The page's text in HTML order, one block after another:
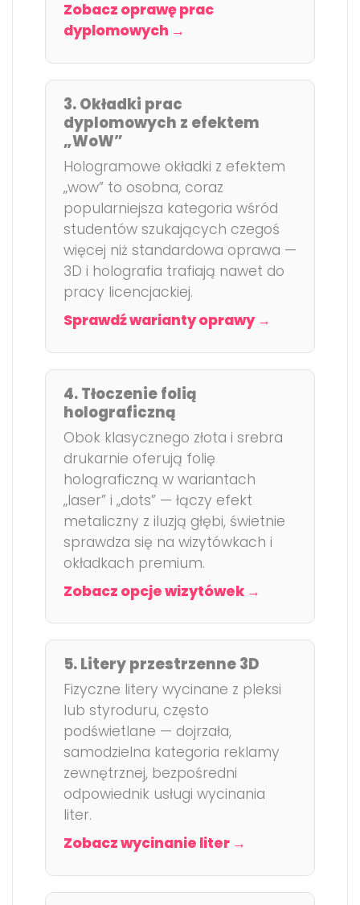
Zobacz oprawę prac
dyplomowych →
3. Okładki prac
dyplomowych z efektem
„WoW”
Hologramowe okładki z efektem
„wow” to osobna, coraz
popularniejsza kategoria wśród
studentów szukających czegoś
więcej niż standardowa oprawa —
3D i holografia trafiają nawet do
pracy licencjackiej.
Sprawdź warianty oprawy →
4. Tłoczenie folią
holograficzną
Obok klasycznego złota i srebra
drukarnie oferują folię
holograficzną w wariantach
„laser” i „dots” — łączy efekt
metaliczny z iluzją głębi, świetnie
sprawdza się na wizytówkach i
okładkach premium.
Zobacz opcje wizytówek →
5. Litery przestrzenne 3D
Fizyczne litery wycinane z pleksi
lub styroduru, często
podświetlane — dojrzała,
samodzielna kategoria reklamy
zewnętrznej, bezpośredni
odpowiednik usługi wycinania
liter.
Zobacz wycinanie liter →